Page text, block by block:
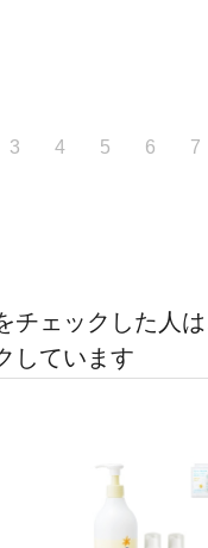
3 4 5 6 7
チェックした人
しています